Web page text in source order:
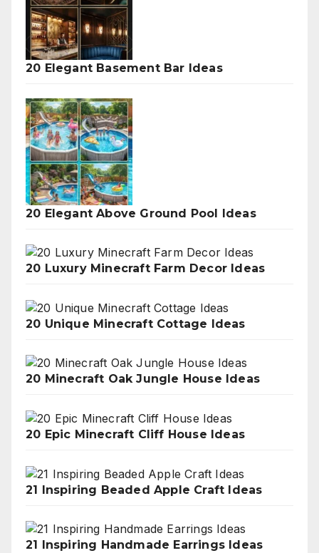
20 Elegant Basement Bar Ideas
20 Elegant Above Ground Pool Ideas
20 Luxury Minecraft Farm Decor Ideas
20 Unique Minecraft Cottage Ideas
20 Minecraft Oak Jungle House Ideas
20 Epic Minecraft Cliff House Ideas
21 Inspiring Beaded Apple Craft Ideas
21 Inspiring Handmade Earrings Ideas